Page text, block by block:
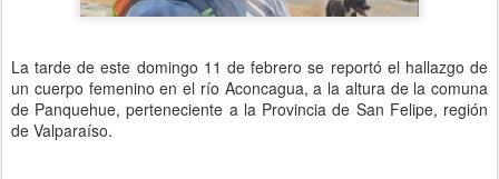
La tarde de este domingo 11 de febrero se reportó el hallazgo de
un cuerpo femenino en el río Aconcagua, a la altura de la comuna
de Panquehue, perteneciente a la Provincia de San Felipe, región
de Valparaíso.